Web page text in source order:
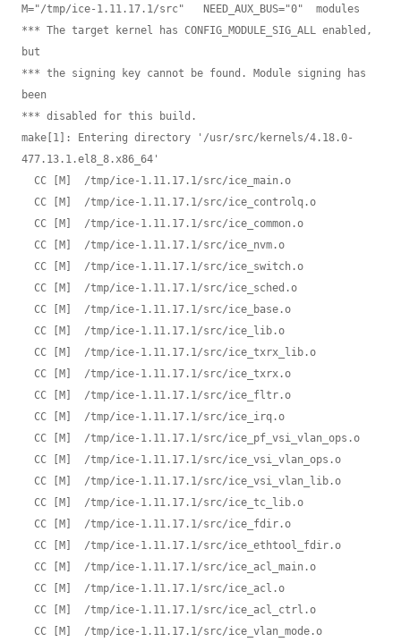
M="/tmp/ice-1.11.17.1/src"   NEED_AUX_BUS="0"  modules
*** The target kernel has CONFIG_MODULE_SIG_ALL enabled,
but
*** the signing key cannot be found. Module signing has
been
*** disabled for this build.
make[1]: Entering directory '/usr/src/kernels/4.18.0-
477.13.1.el8_8.x86_64'